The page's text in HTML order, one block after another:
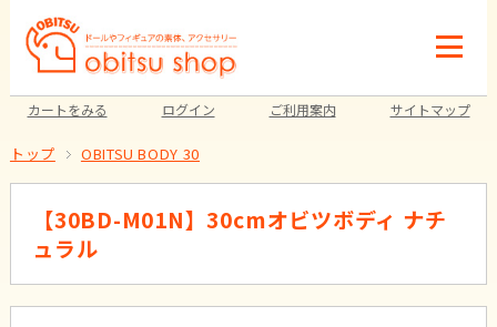
カートをみる ログイン ご利用案内 サイトマップ
トップ OBITSU BODY 30
【30BD-M01N】30cmオビツボディ ナチ
ュラル